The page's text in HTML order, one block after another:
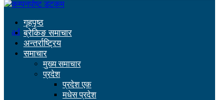
गृहपृष्ठ
ब्रेकिङ समाचार
अन्तर्राष्ट्रिय
समाचार
मुख्य समाचार
प्रदेश
प्रदेश एक
मधेस प्रदेश